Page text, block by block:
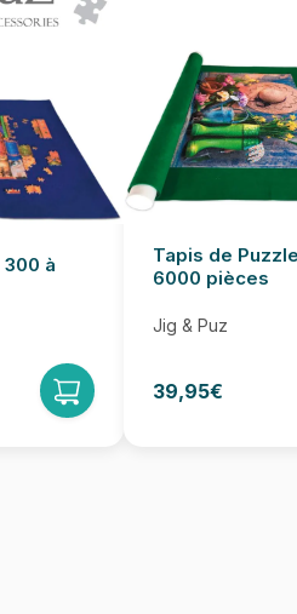
à
Tapis de
6000 pièces
Jig & Puz
39,95€